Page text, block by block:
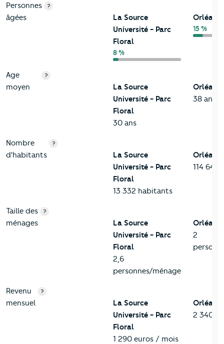
Personnes
âgées
?
La Source
Université - Parc
Floral
8 %
Orléans
15 %
Age
moyen
?
La Source
Université - Parc
Floral
30 ans
Orléans
38 ans
Nombre
d'habitants
?
La Source
Université - Parc
Floral
13 332 habitants
Orléans
114 644
Taille des
ménages
?
La Source
Université - Parc
Floral
2,6
personnes/ménage
Orléans
2
Revenu
mensuel
?
La Source
Université - Parc
Floral
1 290 euros / mois
Orléans
2 340